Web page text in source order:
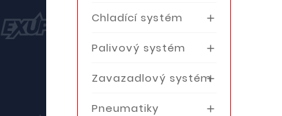
Chladící systém 
Palivový systém 
Zavazadlový systém

Pneumatiky 